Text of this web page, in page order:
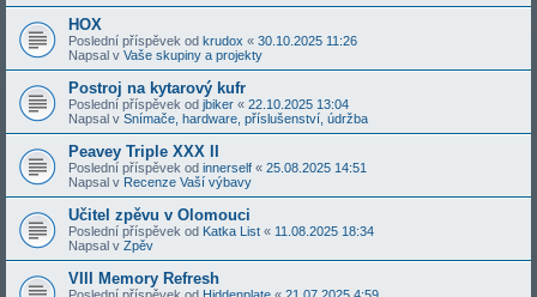
HOX
Poslední příspěvek od krudox « 30.10.2025 11:26
Napsal v Vaše skupiny a projekty
Postroj na kytarový kufr
Poslední příspěvek od jbiker « 22.10.2025 13:04
Napsal v Snímače, hardware, příslušenství, údržba
Peavey Triple XXX II
Poslední příspěvek od innerself « 25.08.2025 14:51
Napsal v Recenze Vaší výbavy
Učitel zpěvu v Olomouci
Poslední příspěvek od Katka List « 11.08.2025 18:34
Napsal v Zpěv
VIII Memory Refresh
Poslední příspěvek od Hiddenplate « 21.07.2025 4:59